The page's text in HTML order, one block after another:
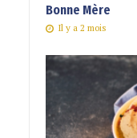
Bonne Mère
Il y a 2 mois